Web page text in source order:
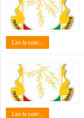
Lire la suite...
Lire la suite...